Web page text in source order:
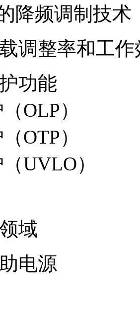
降频调制技术
调整率和工作
功能
OLP）
OTP）
UVLO）
域
电源